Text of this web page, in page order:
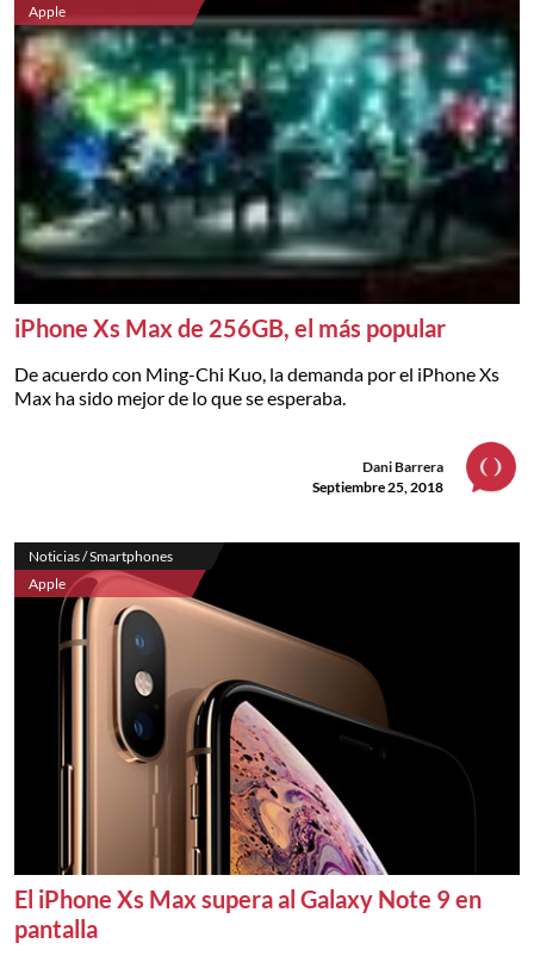
Apple
iPhone Xs Max de 256GB, el más popular
De acuerdo con Ming-Chi Kuo, la demanda por el iPhone Xs
Max ha sido mejor de lo que se esperaba.
Dani Barrera
Septiembre 25, 2018
Noticias / Smartphones
Apple
El iPhone Xs Max supera al Galaxy Note 9 en
pantalla